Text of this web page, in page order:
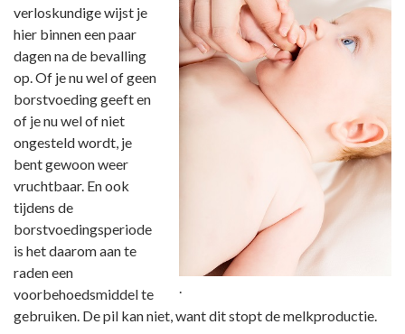
verloskundige wijst je
hier binnen een paar
dagen na de bevalling
op. Of je nu wel of geen
borstvoeding geeft en
of je nu wel of niet
ongesteld wordt, je
bent gewoon weer
vruchtbaar. En ook
tijdens de
borstvoedingsperiode
is het daarom aan te
raden een
voorbehoedsmiddel te
gebruiken. De pil kan niet, want dit stopt de melkproductie.